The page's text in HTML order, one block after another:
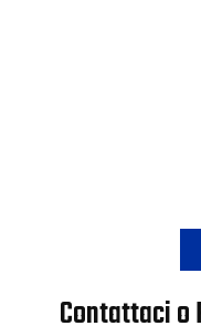
Contattaci o